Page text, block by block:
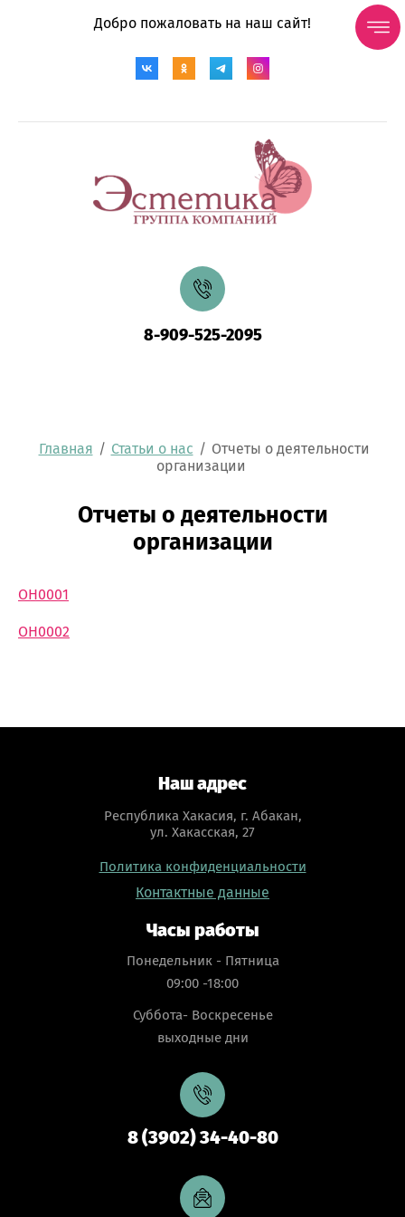
Добро пожаловать на наш сайт!
8-909-525-2095
Главная / Статьи о нас / Отчеты о деятельности
организации
Отчеты о деятельности
организации
ОН0001
ОН0002
Наш адрес
Республика Хакасия, г. Абакан,
ул. Хакасская, 27
Политика конфиденциальности
Контактные данные
Часы работы
Понедельник - Пятница
09:00 -18:00
Суббота- Воскресенье
выходные дни
8 (3902) 34-40-80